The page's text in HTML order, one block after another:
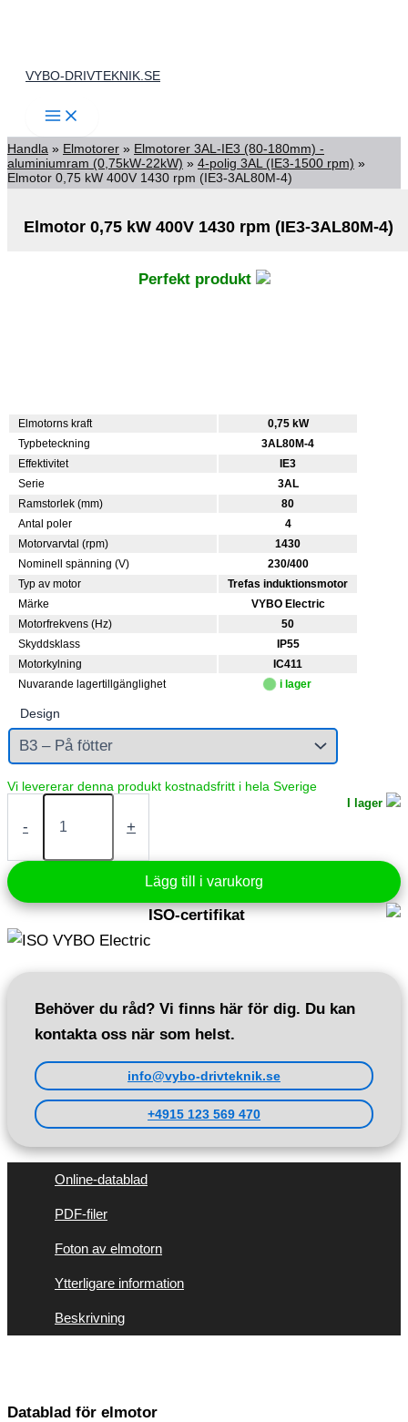
innehåll
VYBO-DRIVTEKNIK.SE
Handla » Elmotorer » Elmotorer 3AL-IE3 (80-180mm) -
aluminiumram (0,75kW-22kW) » 4-polig 3AL (IE3-1500 rpm) »
Elmotor 0,75 kW 400V 1430 rpm (IE3-3AL80M-4)
Elmotor 0,75 kW 400V 1430 rpm (IE3-3AL80M-4)
Perfekt produkt
Elmotorns kraft
0,75 kW
Typbeteckning
3AL80M-4
Effektivitet
IE3
Serie
3AL
Ramstorlek (mm)
80
Antal poler
4
Motorvarvtal (rpm)
1430
Nominell spänning (V)
230/400
Typ av motor
Trefas induktionsmotor
Märke
VYBO Electric
Motorfrekvens (Hz)
50
Skyddsklass
IP55
Motorkylning
IC411
Nuvarande lagertillgänglighet
i lager
Design
I lager
-
Elmotor
kW
400V
1430
rpm
(IE3-
3AL80M-
4)
+
Lägg till i varukorg
ISO-certifikat
Behöver du råd? Vi finns här för dig. Du kan
kontakta oss när som helst.
info@vybo-drivteknik.se
+4915 123 569 470
Online-datablad
PDF-filer
Foton av elmotorn
Ytterligare information
Beskrivning
Datablad för elmotor